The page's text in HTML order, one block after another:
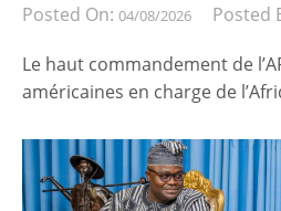
Posted On: 04/08/2026 Posted
Le haut commandement de
américaines en charge de